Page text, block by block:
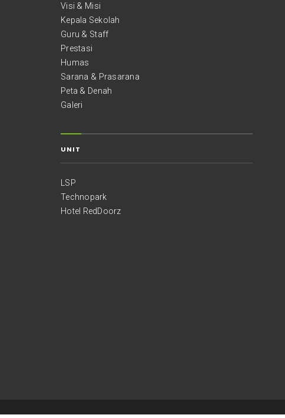
Visi & Misi
Kepala Sekolah
Guru & Staff
Prestasi
Humas
Sarana & Prasarana
Peta & Denah
Galeri
UNIT
LSP
Technopark
Hotel RedDoorz